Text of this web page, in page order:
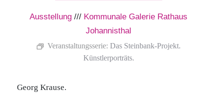
Ausstellung /// Kommunale Galerie Rathaus
Johannisthal
Veranstaltungsserie: Das Steinbank-Projekt.
Künstlerporträts.
Georg Krause.